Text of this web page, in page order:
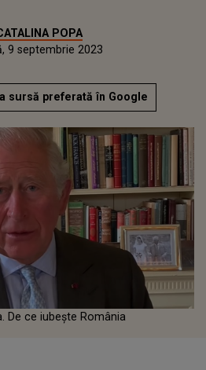
POPA
9 septembrie 2023
sursă preferată în Google
De ce iubește România